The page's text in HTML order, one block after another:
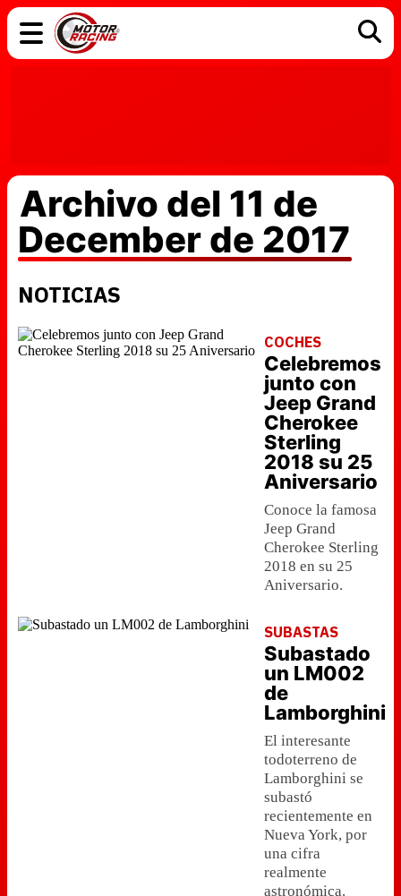
Archivo del 11 de
December de 2017
NOTICIAS
COCHES
Celebremos
junto con
Jeep Grand
Cherokee
Sterling
2018 su 25
Aniversario
Conoce la famosa
Jeep Grand
Cherokee Sterling
2018 en su 25
Aniversario.
SUBASTAS
Subastado
un LM002
de
Lamborghini
El interesante
todoterreno de
Lamborghini se
subastó
recientemente en
Nueva York, por
una cifra
realmente
astronómica.